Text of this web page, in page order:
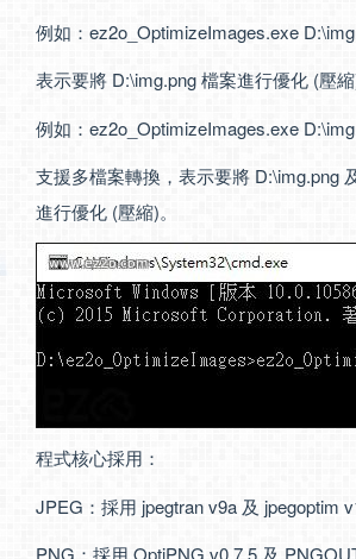
例如：ez2o_OptimizeImages.exe
表示要將 D:\img.png 檔案進行優化 (壓縮)
例如：ez2o_OptimizeImages.exe
支援多檔案轉換，表示要將 D:\img.png
進行優化 (壓縮)。
程式核心採用：
JPEG：採用 jpegtran v9a 及 jpegoptim
PNG：採用 OptiPNG v0.7.5 及